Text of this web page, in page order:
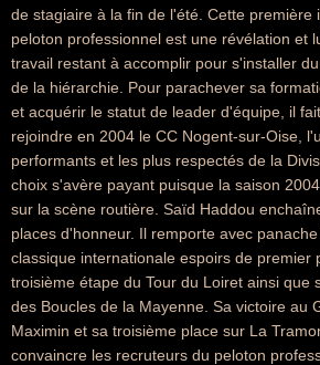
de stagiaire à la fin de l'été. Cette première
peloton professionnel est une révélation et
travail restant à accomplir pour s'installer
de la hiérarchie. Pour parachever sa
et acquérir le statut de leader d'équipe, il
rejoindre en 2004 le CC Nogent-sur-Oise,
performants et les plus respectés de la
choix s'avère payant puisque la saison
sur la scène routière. Saïd Haddou
places d'honneur. Il remporte avec
classique internationale espoirs de premier
troisième étape du Tour du Loiret ainsi que
des Boucles de la Mayenne. Sa victoire au
Maximin et sa troisième place sur La
convaincre les recruteurs du peloton